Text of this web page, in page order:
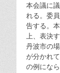
本会議に
れる。委
告する。
上、表決
丹波市の
が分かれ
の例にな